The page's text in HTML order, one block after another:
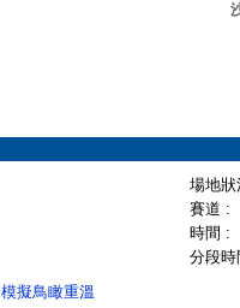
場地
賽道 :
時間 :
分段
模擬鳥瞰重溫